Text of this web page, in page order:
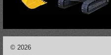
© 2026